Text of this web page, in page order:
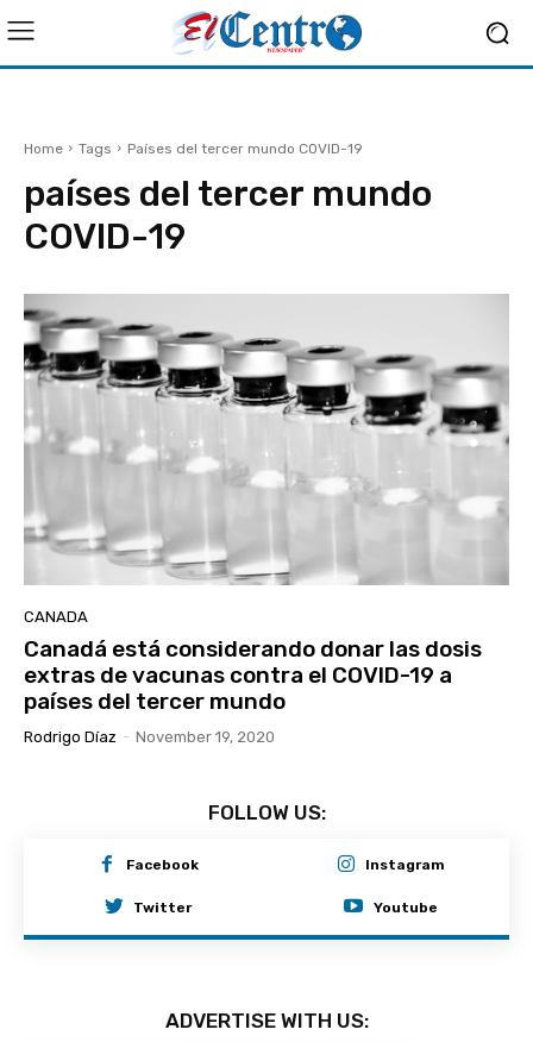
Home Tags Países del tercer mundo COVID-19
países del tercer mundo
COVID-19
CANADA
Canadá está considerando donar las dosis
extras de vacunas contra el COVID-19 a
países del tercer mundo
Rodrigo Díaz - November 19, 2020
FOLLOW US:
Facebook Instagram
Twitter Youtube
ADVERTISE WITH US: